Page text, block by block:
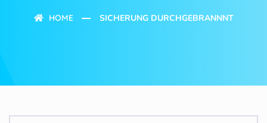
HOME SICHERUNG DURCHGEBRANNNT